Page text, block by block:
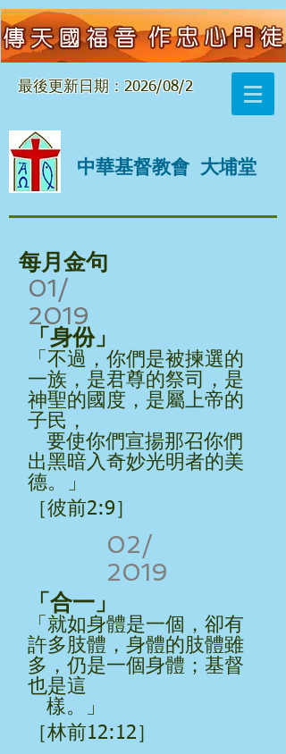
最後更新日期：2026/08/2
中華基督教會 大埔堂
01/
2019
「身份」
「不過，你們是被揀選的
一族，是君尊的祭司，是
神聖的國度，是屬上帝的
子民，
要使你們宣揚那召你們
出黑暗入奇妙光明者的美
德。」
［彼前2:9］
02/
2019
「合一」
「就如身體是一個，卻有
許多肢體，身體的肢體雖
多，仍是一個身體；基督
也是這
樣。」
［林前12:12］
每月金句